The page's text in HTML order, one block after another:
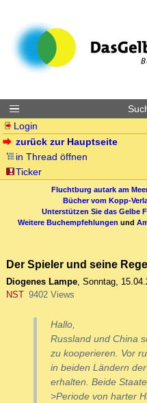
Login
zurück zur Hauptseite
in Thread öffnen
Ticker
Fluchtburg autark am
Bücher vom Kopp-
Unterstützen Sie das Gelbe
Weitere Buchempfehlungen und
Der Spieler und seine
Diogenes Lampe, Sonntag,
NST 9402 Views
Hallo,
Russland und China
zu kooperieren. Vor
in beiden Ländern
erhalten. Beide
>Periode von harter